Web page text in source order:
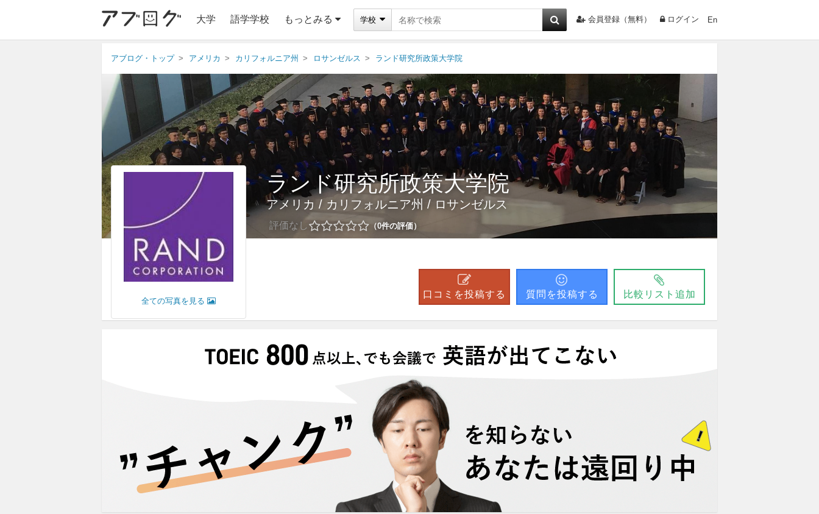
大学 語学学校 もっとみる 学校 会員登録（無料） ログイン En
アブログ・トップ アメリカ カリフォルニア州 ロサンゼルス ランド研究所政策大学院
全ての写真を見る
ランド研究所政策大学院
アメリカ / カリフォルニア州 / ロサンゼルス
評価なし 0件の評価
口コミを投稿する 質問を投稿する 比較リスト追加